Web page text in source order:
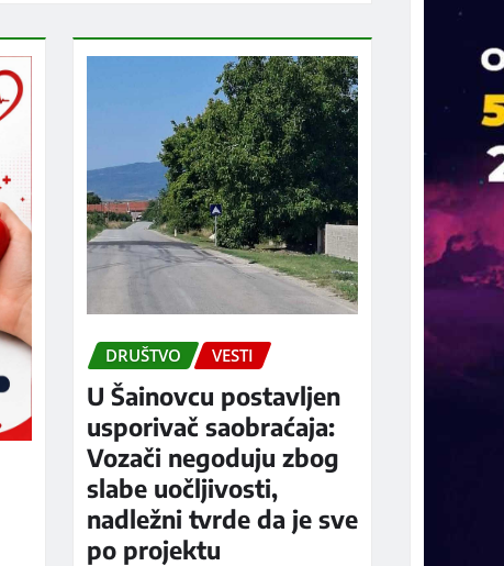
DRUŠTVO VESTI
U Šainovcu postavljen
usporivač saobraćaja:
Vozači negoduju zbog
slabe uočljivosti,
nadležni tvrde da je sve
po projektu